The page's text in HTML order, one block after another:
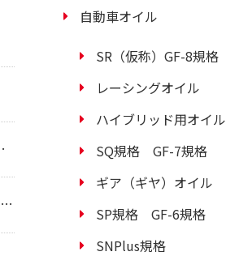
自動車オイル
SR（仮称）GF-8規格
レーシングオイル
ハイブリッド用オイル
SQ規格 GF-7規格
ギア（ギヤ）オイル
SP規格 GF-6規格
SNPlus規格